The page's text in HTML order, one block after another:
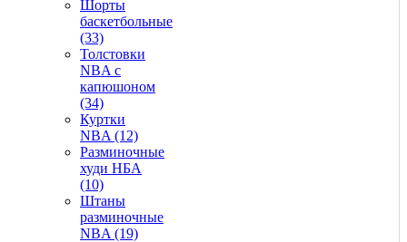
Шорты
баскетбольные
(33)
Толстовки
NBA с
капюшоном
(34)
Куртки
NBA (12)
Разминочные
худи НБА
(10)
Штаны
разминочные
NBA (19)